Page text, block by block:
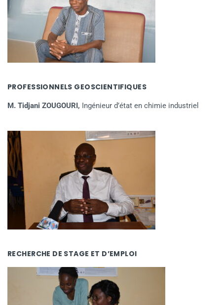
PROFESSIONNELS GEOSCIENTIFIQUES
M. Tidjani ZOUGOURI, Ingénieur d’état en chimie industriel
RECHERCHE DE STAGE ET D’EMPLOI